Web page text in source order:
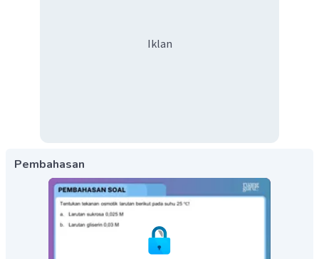
Iklan
Pembahasan